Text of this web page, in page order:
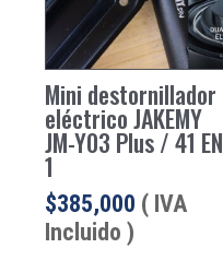
Mini destornillador
eléctrico JAKEMY
JM-Y03 Plus / 41 EN
1
$385,000 ( IVA
Incluido )